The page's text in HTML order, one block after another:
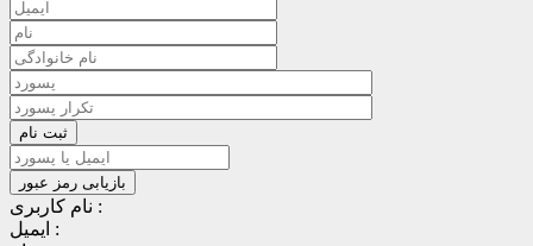
نام کاربری :
ایمیل :